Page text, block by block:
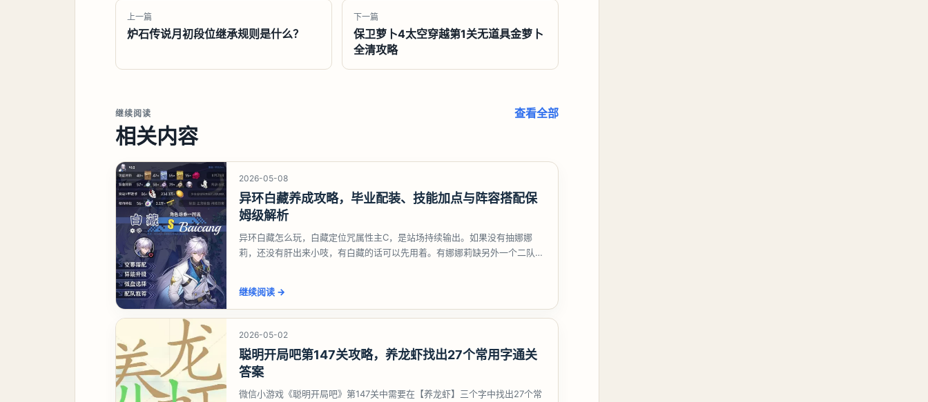
上一篇
炉石传说月初段位继承规则是什么？
下一篇
保卫萝卜4太空穿越第1关无道具金萝卜
全清攻略
继续阅读
相关内容
查看全部
2026-05-08
异环白藏养成攻略，毕业配装、技能加点与阵容搭配保
姆级解析
异环白藏怎么玩，白藏定位咒属性主C，是站场持续输出。如果没有抽娜娜
莉，还没有肝出来小吱，有白藏的话可以先用着。有娜娜莉缺另外一个二队C
继续阅读 →
2026-05-02
聪明开局吧第147关攻略，养龙虾找出27个常用字通关
答案
微信小游戏《聪明开局吧》第147关中需要在【养龙虾】三个字中找出27个常